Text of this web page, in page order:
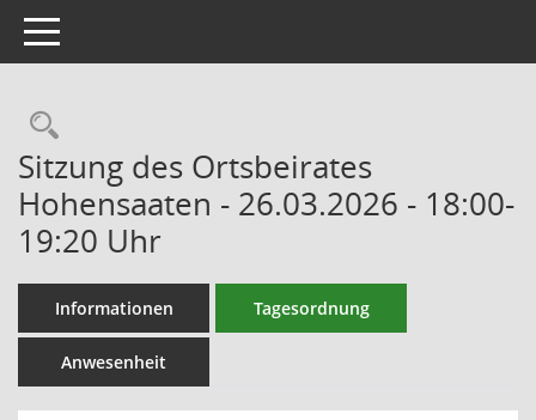
Toggle navigation
Rechercheauswahl
Sitzung des Ortsbeirates
Hohensaaten - 26.03.2026 - 18:00-
19:20 Uhr
Informationen Tagesordnung
Anwesenheit